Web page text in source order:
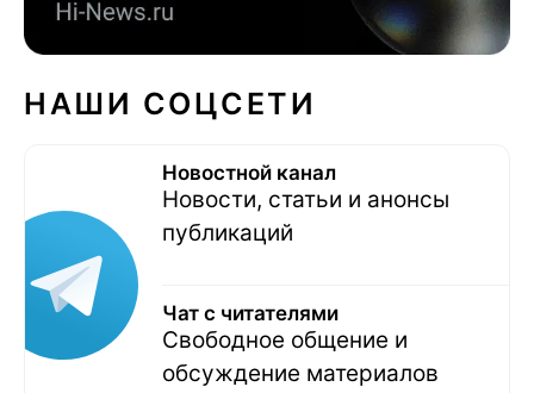
НАШИ СОЦСЕТИ
Новостной канал
Новости, статьи и анонсы
публикаций
Чат с читателями
Свободное общение и
обсуждение материалов